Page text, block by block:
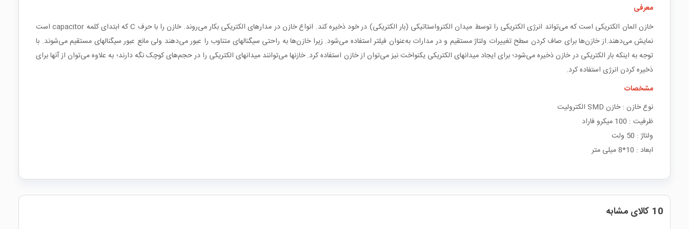
معرفی
خازن المان الکتریکی است که می‌تواند انرژی الکتریکی را توسط میدان الکترواستاتیکی (بار الکتریکی) در خود ذخیره کند. انواع خازن در مدارهای الکتریکی بکار می‌روند. خازن را با حرف C که ابتدای کلمه capacitor است
نمایش می‌دهند.از خازن‌ها برای صاف کردن سطح تغییرات ولتاژ مستقیم و در مدارات به‌عنوان فیلتر استفاده می‌شود. زیرا خازن‌ها به راحتی سیگنالهای متناوب را عبور می‌دهند ولی مانع عبور سیگنالهای مستقیم می‌شوند. با
توجه به اینکه بار الکتریکی در خازن ذخیره می‌شود؛ برای ایجاد میدانهای الکتریکی یکنواخت نیز می‌توان از خازن استفاده کرد. خازنها می‌توانند میدانهای الکتریکی را در حجم‌های کوچک نگه دارند؛ به علاوه می‌توان از آنها برای
ذخیره کردن انرژی استفاده کرد.
مشخصات
نوع خازن : خازن SMD الکترولیت
ظرفیت : 100 میکرو فاراد
ولتاژ : 50 ولت
ابعاد : 10*8 میلی متر
10 کالای مشابه